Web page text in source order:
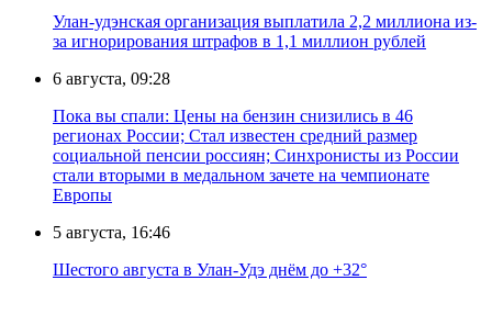
Улан-удэнская организация выплатила 2,2 миллиона из-
за игнорирования штрафов в 1,1 миллион рублей
6 августа, 09:28
Пока вы спали: Цены на бензин снизились в 46
регионах России; Стал известен средний размер
социальной пенсии россиян; Синхронисты из России
стали вторыми в медальном зачете на чемпионате
Европы
5 августа, 16:46
Шестого августа в Улан-Удэ днём до +32°